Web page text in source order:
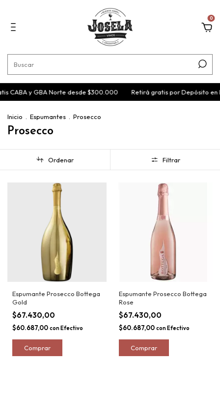
0
CABA y GBA Norte desde $300.000 Retirá gratis por Depósito en
Inicio Espumantes Prosecco
Prosecco
Ordenar Filtrar
Espumante Prosecco Bottega
Gold
$67.430,00
$60.687,00 conEfectivo
Espumante Prosecco Bottega
Rose
$67.430,00
$60.687,00 conEfectivo